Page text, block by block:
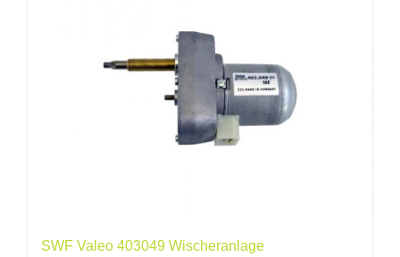
SWF Valeo 403049 Wischeranlage